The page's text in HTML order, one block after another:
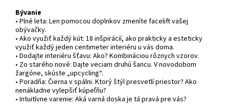
Bývanie
• Plné leta: Len pomocou doplnkov zmeníte facelift vašej
obývačky.
• Ako využiť každý kút: 18 inšpirácií, ako prakticky a esteticky
využiť každý jeden centimeter interiéru u vás doma.
• Dodajte interiéru šťavu: Ako? Kombináciou rôznych vzorov.
• Zo starého nové: Dajte veciam druhú šancu. V novodobom
žargóne, skúste „upcycling“.
• Poradňa: Čierna v spálni. Ktorý štýl presvetlí priestor? Ako
nenákladne vylepšiť kúpeľňu?
• Intuitívne varenie: Aká varná doska je tá pravá pre vás?